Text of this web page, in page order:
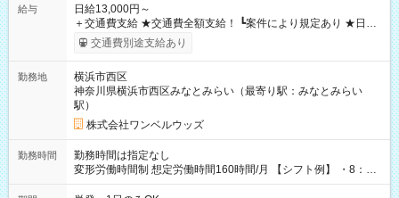
給与
日給13,000円～
＋交通費支給 ★交通費全額支給！ ┗案件により規定あり ★日払
いOK！（規定あり） ┗働いたその日に現金GET♪ お仕事後はコ
ンビニATMから 日払い分を引き落とせます！ 【試用期間】試
交通費別途支給あり
勤務地
横浜市西区
神奈川県横浜市西区みなとみらい（最寄り駅：みなとみらい
駅）
株式会社ワンベルウッズ
勤務時間
勤務時間は指定なし
変形労働時間制 想定労働時間160時間/月 【シフト例】 ・8：00
～21：00